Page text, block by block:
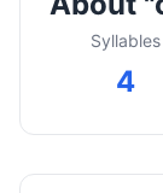
Syllables
4